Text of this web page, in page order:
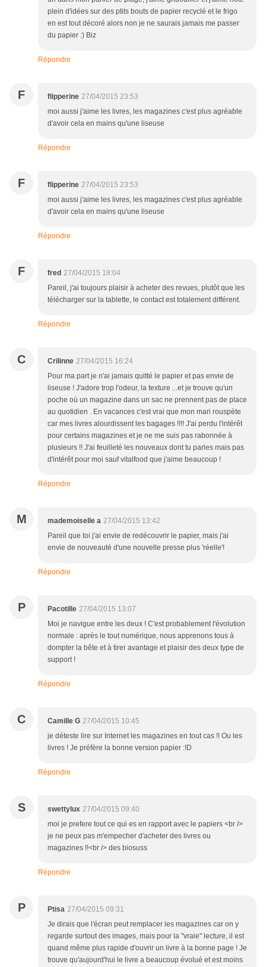
plein d'idées sur des ptits bouts de papier recyclé et le frigo
en est tout décoré alors non je ne saurais jamais me passer
du papier :) Biz
Répondre
F flipperine 27/04/2015 23:53
moi aussi j'aime les livres, les magazines c'est plus agréable
d'avoir cela en mains qu'une liseuse
Répondre
F flipperine 27/04/2015 23:53
moi aussi j'aime les livres, les magazines c'est plus agréable
d'avoir cela en mains qu'une liseuse
Répondre
F fred 27/04/2015 18:04
Pareil, j'ai toujours plaisir à acheter des revues, plutôt que les
télécharger sur la tablette, le contact est totalement différent.
Répondre
C Crilinne 27/04/2015 16:24
Pour ma part je n'ai jamais quitté le papier et pas envie de
liseuse ! J'adore trop l'odeur, la texture ...et je trouve qu'un
poche où un magazine dans un sac ne prennent pas de place
au quotidien . En vacances c'est vrai que mon mari rouspète
car mes livres alourdissent les bagages !!!! J'ai perdu l'intérêt
pour certains magazines et je ne me suis pas rabonnée à
plusieurs !! J'ai feuilleté les nouveaux dont tu parles mais pas
d'intérêt pour moi sauf vitalfood que j'aime beaucoup !
Répondre
M mademoiselle a 27/04/2015 13:42
Pareil que toi j'ai envie de redécouvrir le papier, mais j'ai
envie de nouveauté d'une nouvelle presse plus 'réelle'!
Répondre
P Pacotille 27/04/2015 13:07
Moi je navigue entre les deux ! C'est probablement l'évolution
normale : après le tout numérique, nous apprenons tous à
dompter la bête et à tirer avantage et plaisir des deux type de
support !
Répondre
C Camille G 27/04/2015 10:45
je déteste lire sur Internet les magazines en tout cas !! Ou les
livres ! Je préfère la bonne version papier :!D
Répondre
S swettylux 27/04/2015 09:40
moi je prefere tout ce qui es en rapport avec le papiers <br />
je ne peux pas m'empecher d'acheter des livres ou
magazines !!<br /> des biosuss
Répondre
P Ptisa 27/04/2015 09:31
Je dirais que l'écran peut remplacer les magazines car on y
regarde surtout des images, mais pour la "vraie" lecture, il est
quand même plus rapide d'ouvrir un livre à la bonne page ! Je
trouve qu'aujourd'hui le livre a beaucoup évolué et est moins